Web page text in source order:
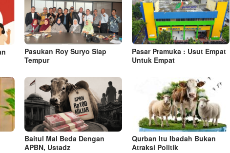
Pasukan Roy Suryo Siap
Tempur
Pasar Pramuka : Usut Empat
Untuk Empat
Baitul Mal Beda Dengan
APBN, Ustadz
Qurban Itu Ibadah Bukan
Atraksi Politik